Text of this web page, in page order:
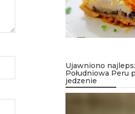
Ujawniono
Południowa Peru
jedzenie